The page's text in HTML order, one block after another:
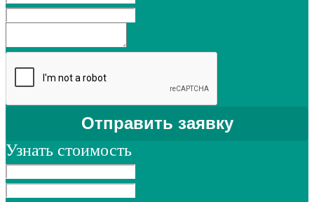
Узнать стоимость